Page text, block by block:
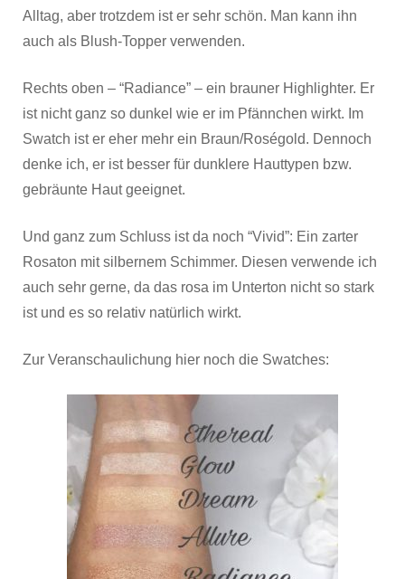
Alltag, aber trotzdem ist er sehr schön. Man kann ihn
auch als Blush-Topper verwenden.
Rechts oben – “Radiance” – ein brauner Highlighter. Er
ist nicht ganz so dunkel wie er im Pfännchen wirkt. Im
Swatch ist er eher mehr ein Braun/Roségold. Dennoch
denke ich, er ist besser für dunklere Hauttypen bzw.
gebräunte Haut geeignet.
Und ganz zum Schluss ist da noch “Vivid”: Ein zarter
Rosaton mit silbernem Schimmer. Diesen verwende ich
auch sehr gerne, da das rosa im Unterton nicht so stark
ist und es so relativ natürlich wirkt.
Zur Veranschaulichung hier noch die Swatches: